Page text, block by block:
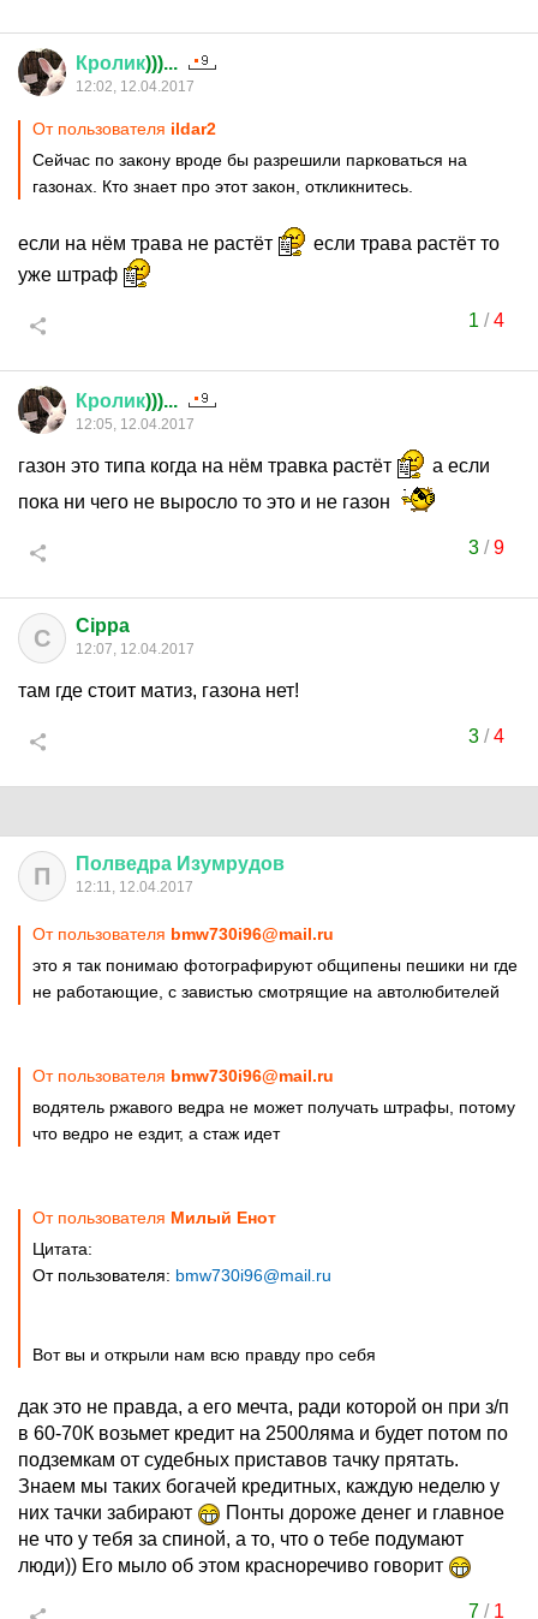
Кролик)))...
12:02, 12.04.2017
От пользователя ildar2
Сейчас по закону вроде бы разрешили парковаться на
газонах. Кто знает про этот закон, откликнитесь.
если на нём трава не растёт
если трава растёт то
уже штраф
1 /4
Кролик)))...
12:05, 12.04.2017
газон это типа когда на нём травка растёт
а если
пока ни чего не выросло то это и не газон
3/9
C Cippa
12:07, 12.04.2017
там где стоит матиз, газона нет!
3/4
П Полведра Изумрудов
12:11, 12.04.2017
От пользователя bmw730i96@mail.ru
это я так понимаю фотографируют общипены пешики ни где
не работающие, с завистью смотрящие на автолюбителей
От пользователя bmw730i96@mail.ru
водятель ржавого ведра не может получать штрафы, потому
что ведро не ездит, а стаж идет
От пользователя Милый Енот
Цитата:
От пользователя: bmw730i96@mail.ru
Вот вы и открыли нам всю правду про себя
дак это не правда, а его мечта, ради которой он при з/п
в 60-70К возьмет кредит на 2500ляма и будет потом по
подземкам от судебных приставов тачку прятать.
Знаем мы таких богачей кредитных, каждую неделю у
них тачки забирают
Понты дороже денег и главное
не что у тебя за спиной, а то, что о тебе подумают
люди)) Его мыло об этом красноречиво говорит
7/ 1